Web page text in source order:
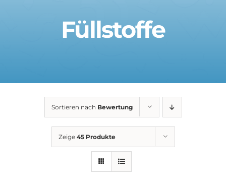
Füllstoffe
Sortieren nach Bewertung
Zeige 45 Produkte